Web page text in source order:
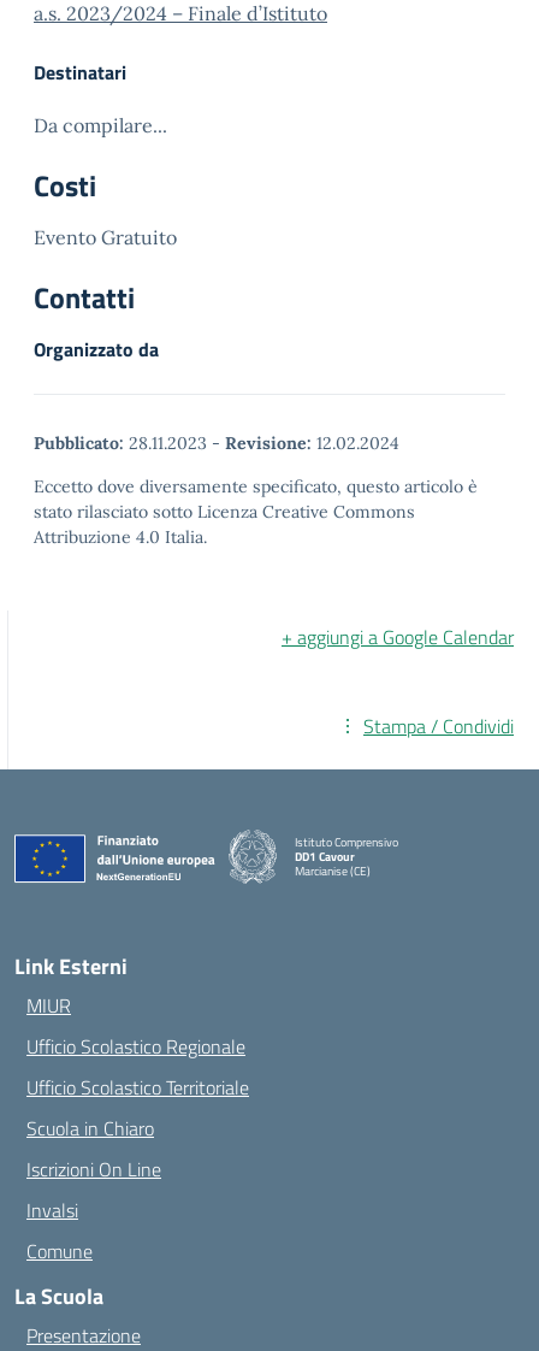
a.s. 2023/2024 – Finale d’Istituto
Destinatari
Da compilare...
Costi
Evento Gratuito
Contatti
Organizzato da
Pubblicato: 28.11.2023 - Revisione: 12.02.2024
Eccetto dove diversamente specificato, questo articolo è
stato rilasciato sotto Licenza Creative Commons
Attribuzione 4.0 Italia.
+ aggiungi a Google Calendar
Stampa / Condividi
Istituto Comprensivo
DD1 Cavour
Marcianise (CE)
Link Esterni
MIUR
Ufficio Scolastico Regionale
Ufficio Scolastico Territoriale
Scuola in Chiaro
Iscrizioni On Line
Invalsi
Comune
La Scuola
Presentazione